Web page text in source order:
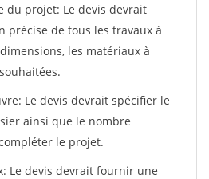
du projet: Le devis devrait
précise de tous les travaux à
les matériaux à
Le devis devrait spécifier le
ainsi que le nombre
le projet.
Le devis devrait fournir une